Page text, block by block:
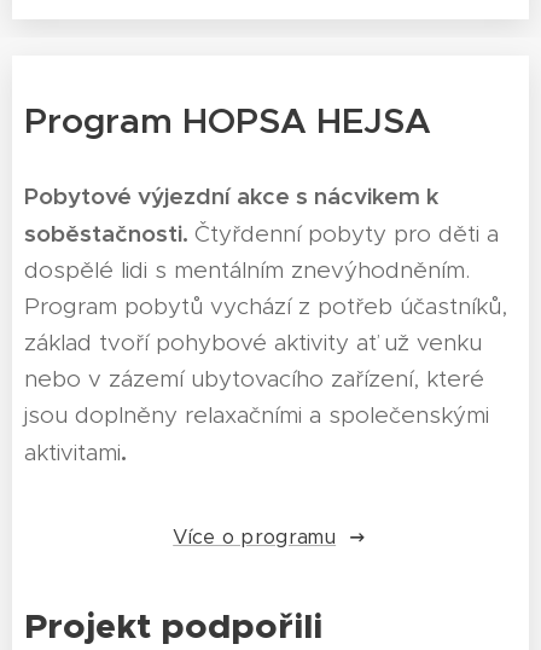
Program HOPSA HEJSA
Pobytové výjezdní akce s nácvikem k
soběstačnosti. Čtyřdenní pobyty pro děti a
dospělé lidi s mentálním znevýhodněním.
Program pobytů vychází z potřeb účastníků,
základ tvoří pohybové aktivity ať už venku
nebo v zázemí ubytovacího zařízení, které
jsou doplněny relaxačními a společenskými
aktivitami.
Více o programu
Projekt podpořili